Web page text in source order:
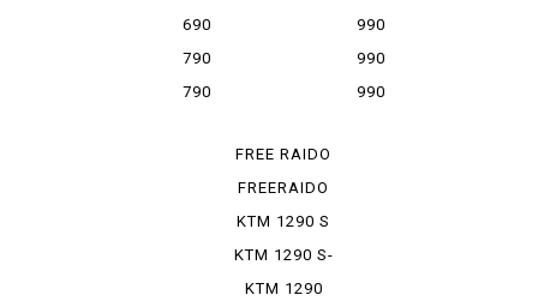
SUPERMOTO
690
SUPERMOTO R
790
ADVENTURE
790
DUKE R
990
SUPERMOTO
990
SUPERMOTO R
990
FREE RAIDO
250 R
FREERAIDO
350
KTM 1290 S
ADVENTU...
KTM 1290 S-
DUKE R ...
KTM 1290